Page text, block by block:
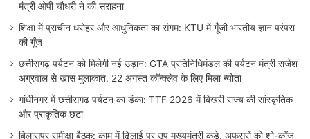
मंत्री ओपी चौधरी ने की सराहना
शिक्षा में प्राचीन धरोहर और आधुनिकता का संगम: KTU में गूँजी भारतीय ज्ञान परंपरा
की गूँज
छत्तीसगढ़ पर्यटन को मिलेगी नई उड़ान: GTA प्रतिनिधिमंडल की पर्यटन मंत्री राजेश
अग्रवाल से खास मुलाकात, 22 अगस्त कॉन्क्लेव के लिए मिला न्योता
गांधीनगर में छत्तीसगढ़ पर्यटन का डंका: TTF 2026 में बिखरी राज्य की सांस्कृतिक
और प्राकृतिक छटा
बिलासपुर समीक्षा बैठक: काम में ढिलाई पर उप मुख्यमंत्री कड़े, अफसरों को शो-कॉज